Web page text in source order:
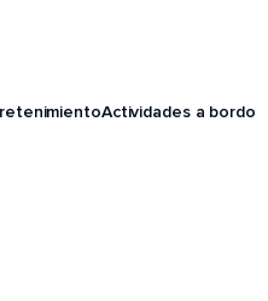
Actividades a bordo